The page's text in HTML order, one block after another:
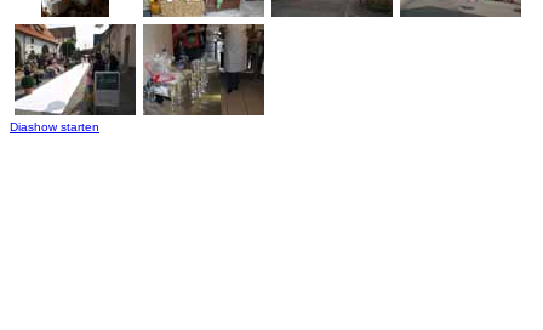
Diashow starten